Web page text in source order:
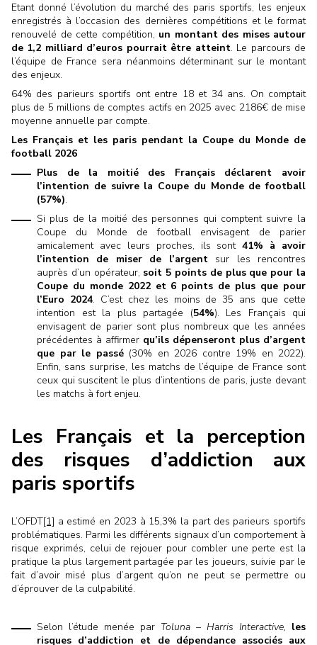
Etant donné l’évolution du marché des paris sportifs, les enjeux
enregistrés à l’occasion des dernières compétitions et le format
renouvelé de cette compétition, un montant des mises autour
de 1,2 milliard d’euros pourrait être atteint. Le parcours de
l’équipe de France sera néanmoins déterminant sur le montant
des enjeux.
64% des parieurs sportifs ont entre 18 et 34 ans. On comptait
plus de 5 millions de comptes actifs en 2025 avec 2186€ de mise
moyenne annuelle par compte.
Les Français et les paris pendant la Coupe du Monde de
football 2026
Plus de la moitié des Français déclarent avoir
l’intention de suivre la Coupe du Monde de football
(57%).
Si plus de la moitié des personnes qui comptent suivre la
Coupe du Monde de football
envisagent de parier
amicalement avec leurs proches, ils sont41% à avoir
l’intention de miser de l’argent sur les rencontres
auprès d’un opérateur, soit 5 points de plus que pour la
Coupe du monde 2022 et 6 points de plus que pour
l’Euro 2024. C’est chez les moins de 35 ans que cette
intention est la plus partagée (54%). Les Français qui
envisagent de parier sont plus nombreux que les années
précédentes à affirmer qu’ils dépenseront plus d’argent
que par le passé(30% en 2026 contre 19% en 2022).
Enfin, sans surprise, les matchs de l’équipe de France sont
ceux qui suscitent le plus d’intentions de paris, juste devant
les matchs à fort enjeu.
Les Français et la perception
des risques d’addiction aux
paris sportifs
L’OFDT[1] a estimé en 2023 à 15,3% la part des parieurs sportifs
problématiques. Parmi les différents signaux d’un comportement à
risque exprimés, celui de rejouer pour combler une perte est la
pratique la plus largement partagée par les joueurs, suivie par le
fait d’avoir misé plus d’argent qu’on ne peut se permettre ou
d’éprouver de la culpabilité.
Selon l’étude menée par Toluna – Harris Interactive, les
risques d’addiction et de dépendance associés aux